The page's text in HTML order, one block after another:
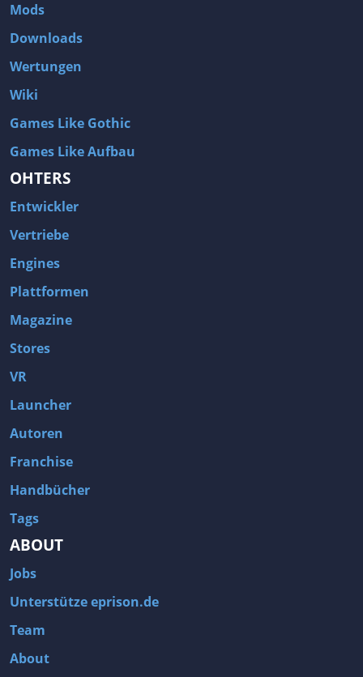
Mods
Downloads
Wertungen
Wiki
Games Like Gothic
Games Like Aufbau
OHTERS
Entwickler
Vertriebe
Engines
Plattformen
Magazine
Stores
VR
Launcher
Autoren
Franchise
Handbücher
Tags
ABOUT
Jobs
Unterstütze eprison.de
Team
About